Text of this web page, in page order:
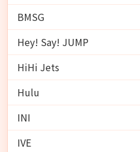
BMSG
Hey! Say! JUMP
HiHi Jets
Hulu
INI
IVE